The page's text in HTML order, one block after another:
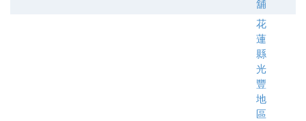
舖
花
蓮
縣
光
豐
地
區